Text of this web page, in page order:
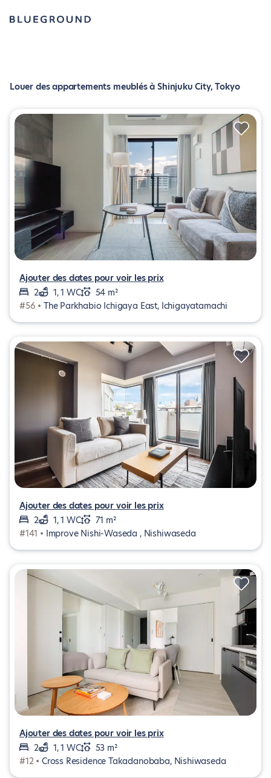
Louer des appartements meublés à Shinjuku City, Tokyo
Ajouter des dates pour voir les prix
2
1, 1 WC
54 m²
#56 • The Parkhabio Ichigaya East, Ichigayatamachi
Ajouter des dates pour voir les prix
2
1, 1 WC
71 m²
#141 •
Improve Nishi-Waseda , Nishiwaseda
Ajouter des dates pour voir les prix
2
1, 1 WC
53 m²
#12 • Cross Residence Takadanobaba, Nishiwaseda